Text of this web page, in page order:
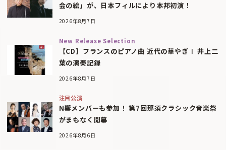
会の絵」が、日本フィルにより本邦初演！
2026年8月7日
New Release Selection
【CD】フランスのピアノ曲 近代の華やぎⅠ 井上二
葉の演奏記録
2026年8月7日
注目公演
N響メンバーも参加！ 第7回那須クラシック音楽祭
がまもなく開幕
2026年8月6日